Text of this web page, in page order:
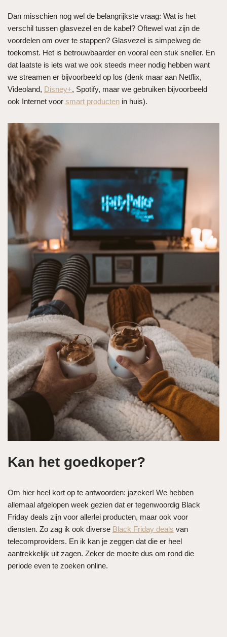
Dan misschien nog wel de belangrijkste vraag: Wat is het
verschil tussen glasvezel en de kabel? Oftewel wat zijn de
voordelen om over te stappen? Glasvezel is simpelweg de
toekomst. Het is betrouwbaarder en vooral een stuk sneller. En
dat laatste is iets wat we ook steeds meer nodig hebben want
we streamen er bijvoorbeeld op los (denk maar aan Netflix,
Videoland, Disney+, Spotify, maar we gebruiken bijvoorbeeld
ook Internet voor smart producten in huis).
Kan het goedkoper?
Om hier heel kort op te antwoorden: jazeker! We hebben
allemaal afgelopen week gezien dat er tegenwoordig Black
Friday deals zijn voor allerlei producten, maar ook voor
diensten. Zo zag ik ook diverse Black Friday deals van
telecomproviders. En ik kan je zeggen dat die er heel
aantrekkelijk uit zagen. Zeker de moeite dus om rond die
periode even te zoeken online.